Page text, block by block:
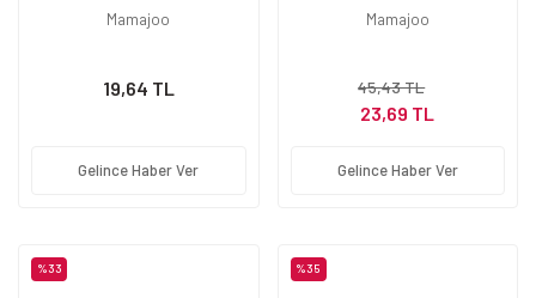
Saklama Kutusu
Mamajoo
19,64 TL
Gelince Haber Ver
Mamajoo
45,43 TL
23,69 TL
Gelince Haber Ver
%33 %35